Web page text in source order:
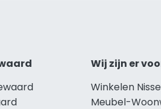
Wij zijn er
Winkelen
Meubel-